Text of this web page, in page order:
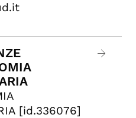
[id.336076]